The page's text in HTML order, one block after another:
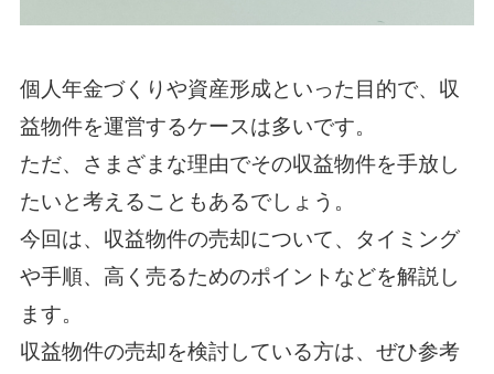
個人年金づくりや資産形成といった目的で、収
益物件を運営するケースは多いです。
ただ、さまざまな理由でその収益物件を手放し
たいと考えることもあるでしょう。
今回は、収益物件の売却について、タイミング
や手順、高く売るためのポイントなどを解説し
ます。
収益物件の売却を検討している方は、ぜひ参考